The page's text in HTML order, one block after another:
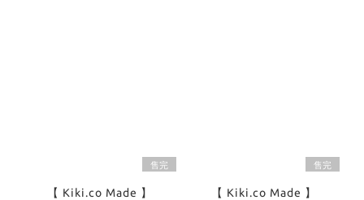
售完
【 Kiki.co Made 】
售完
【 Kiki.co Made 】